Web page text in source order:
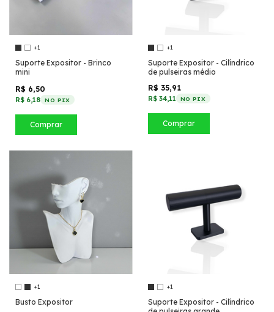
+1
Suporte Expositor - Brinco
mini
R$ 6,50
R$ 6,18 NO PIX
Comprar
+1
Suporte Expositor - Cilíndrico
de pulseiras médio
R$ 35,91
R$ 34,11 NO PIX
Comprar
+1
Busto Expositor
+1
Suporte Expositor - Cilíndrico